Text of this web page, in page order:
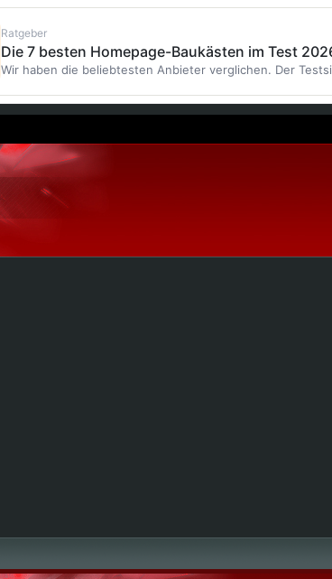
Ratgeber
Die 7 besten Homepage-Baukästen im Test
Wir haben die beliebtesten Anbieter verglichen. Der